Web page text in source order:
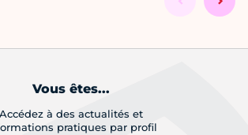
Vous êtes...
Accédez à des actualités et
pratiques par profil